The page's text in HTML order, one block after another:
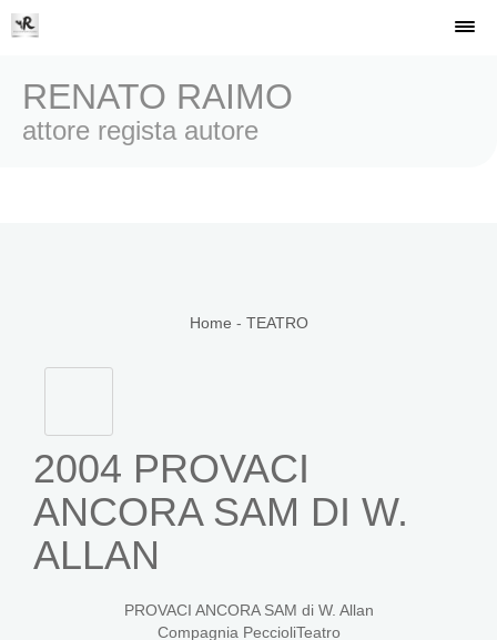
RENATO RAIMO
attore regista autore
Home - TEATRO
2004 PROVACI
ANCORA SAM DI W.
ALLAN
PROVACI ANCORA SAM di W. Allan
Compagnia PeccioliTeatro